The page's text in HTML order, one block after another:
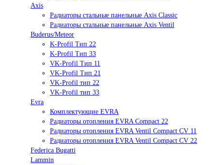
Axis
Радиаторы стальные панельные Axis Classic
Радиаторы стальные панельные Axis Ventil
Buderus/Meteor
K-Profil Тип 22
K-Profil Тип 33
VK-Profil Тип 11
VK-Profil Тип 21
VK-Profil тип 22
VK-Profil тип 33
Evra
Комплектующие EVRA
Радиаторы отопления EVRA Compact 22
Радиаторы отопления EVRA Ventil Compact CV 11
Радиаторы отопления EVRA Ventil Compact CV 22
Federica Bugatti
Lammin